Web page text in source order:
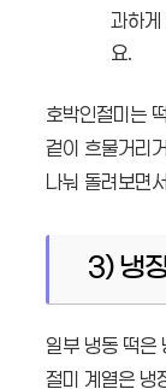
과하
요.
호박인절미는
겉이 흐물거리
나눠 돌려보면
3) 냉
일부 냉동 떡은
절미 계열은 냉